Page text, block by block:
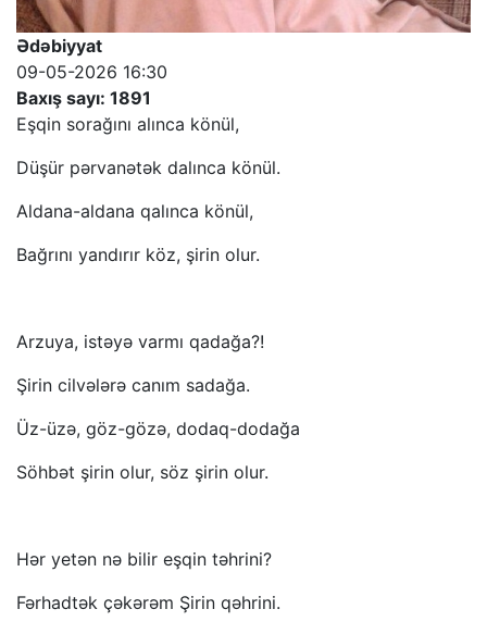
Ədəbiyyat
09-05-2026 16:30
Baxış sayı: 1891
Eşqin sorağını alınca könül,
Düşür pərvanətək dalınca könül.
Aldana-aldana qalınca könül,
Bağrını yandırır köz, şirin olur.
Arzuya, istəyə varmı qadağa?!
Şirin cilvələrə canım sadağa.
Üz-üzə, göz-gözə, dodaq-dodağa
Söhbət şirin olur, söz şirin olur.
Hər yetən nə bilir eşqin təhrini?
Fərhadtək çəkərəm Şirin qəhrini.